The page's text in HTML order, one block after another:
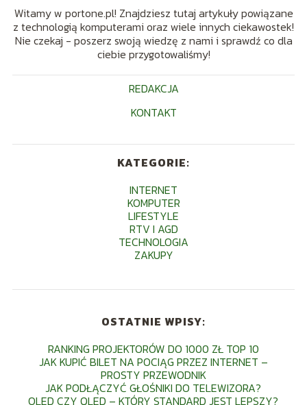
Witamy w portone.pl! Znajdziesz tutaj artykuły powiązane
z technologią komputerami oraz wiele innych ciekawostek!
Nie czekaj - poszerz swoją wiedzę z nami i sprawdź co dla
ciebie przygotowaliśmy!
REDAKCJA
KONTAKT
KATEGORIE:
INTERNET
KOMPUTER
LIFESTYLE
RTV I AGD
TECHNOLOGIA
ZAKUPY
OSTATNIE WPISY:
RANKING PROJEKTORÓW DO 1000 ZŁ TOP 10
JAK KUPIĆ BILET NA POCIĄG PRZEZ INTERNET –
PROSTY PRZEWODNIK
JAK PODŁĄCZYĆ GŁOŚNIKI DO TELEWIZORA?
OLED CZY QLED – KTÓRY STANDARD JEST LEPSZY?